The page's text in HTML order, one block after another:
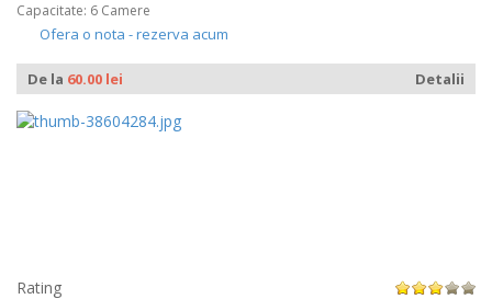
Capacitate: 6 Camere
Ofera o nota - rezerva acum
De la 60.00 lei Detalii
Rating